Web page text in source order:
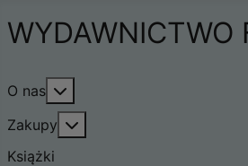
WYDAWNICTWO
O nas
Zakupy
Książki